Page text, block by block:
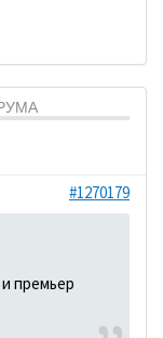
#1270179
премьер